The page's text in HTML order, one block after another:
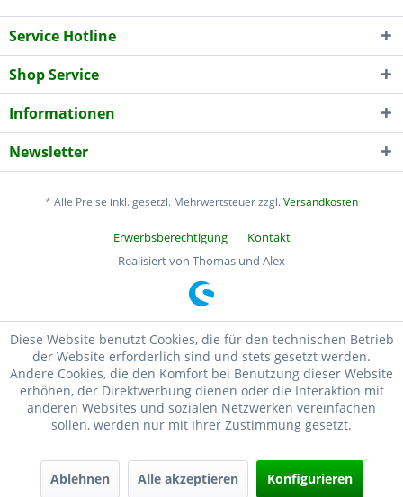
Service Hotline
Shop Service
Informationen
Newsletter
* Alle Preise inkl. gesetzl. Mehrwertsteuer zzgl.Versandkosten
Erwerbsberechtigung
Kontakt
Realisiert von Thomas und Alex
Diese Website benutzt Cookies, die für den technischen Betrieb
der Website erforderlich sind und stets gesetzt werden.
Andere Cookies, die den Komfort bei Benutzung dieser Website
erhöhen, der Direktwerbung dienen oder die Interaktion mit
anderen Websites und sozialen Netzwerken vereinfachen
sollen, werden nur mit Ihrer Zustimmung gesetzt.
Ablehnen Alle akzeptieren Konfigurieren